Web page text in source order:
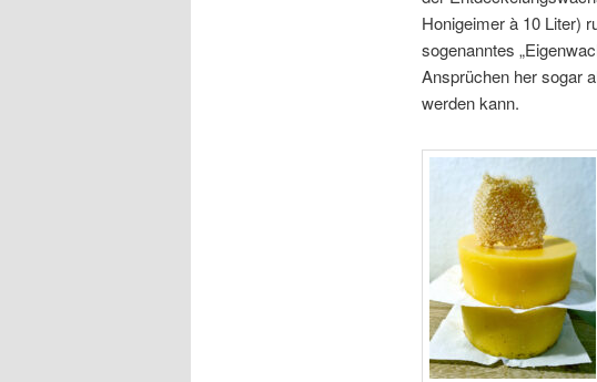
Honigeimer à 10 Liter)
sogenanntes
Ansprüchen her sogar
werden kann.